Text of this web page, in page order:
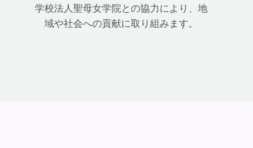
学校法人聖母女学院との協力により、地
域や社会への貢献に取り組みます。